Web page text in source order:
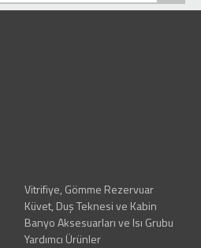
Vitrifiye, Gömme Rezervuar
Küvet, Duş Teknesi ve Kabin
Banyo Aksesuarları ve Isı Grubu
Yardımcı Ürünler